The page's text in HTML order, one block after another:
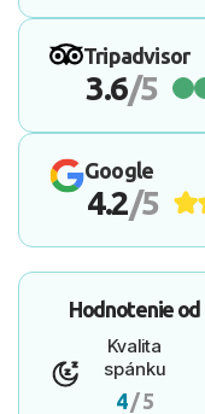
Tripadvisor
3.6/5
Google
4.2/5
Hodnotenie od
Kvalita
spánku
4/ 5